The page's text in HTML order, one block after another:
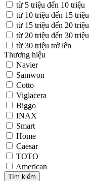
từ 5 triệu đến 10 triệu
từ 10 triệu đến 15 triệu
từ 15 triệu đến 20 triệu
từ 20 triệu đến 30 triệu
từ 30 triệu trở lên
Thương hiệu
Navier
Samwon
Cotto
Viglacera
Biggo
INAX
Smart
Home
Caesar
TOTO
American